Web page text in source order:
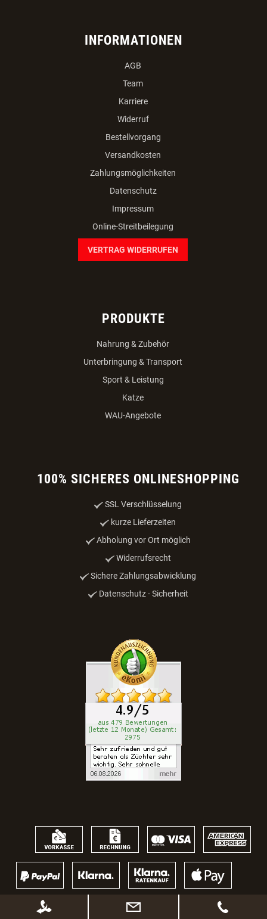
INFORMATIONEN
AGB
Team
Karriere
Widerruf
Bestellvorgang
Versandkosten
Zahlungsmöglichkeiten
Datenschutz
Impressum
Online-Streitbeilegung
VERTRAG WIDERRUFEN
PRODUKTE
Nahrung & Zubehör
Unterbringung & Transport
Sport & Leistung
Katze
WAU-Angebote
100% SICHERES ONLINESHOPPING
SSL Verschlüsselung
kurze Lieferzeiten
Abholung vor Ort möglich
Widerrufsrecht
Sichere Zahlungsabwicklung
Datenschutz - Sicherheit
* Alle Preise inkl. gesetzl. Mehrwertsteuer zzgl. , wenn nicht